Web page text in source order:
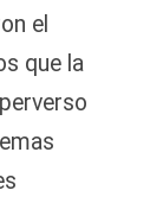
el
que la